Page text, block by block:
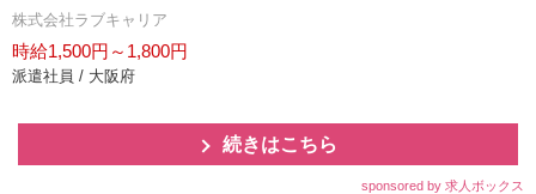
株式会社ラブキャリア
時給1,500円～1,800円
派遣社員 / 大阪府
続きはこちら
sponsored by 求人ボックス